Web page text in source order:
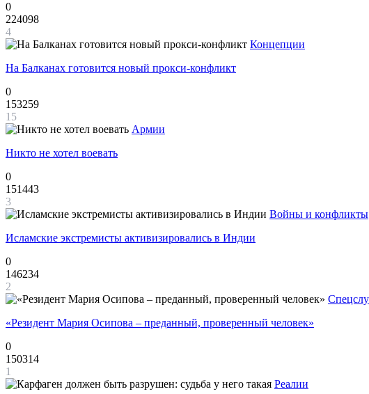
0
224098
4
Концепции
На Балканах готовится новый прокси-конфликт
0
153259
15
Армии
Никто не хотел воевать
0
151443
3
Войны и конфликты
Исламские экстремисты активизировались в Индии
0
146234
2
«Резидент Мария Осипова – преданный, проверенный человек»
0
150314
1
Реалии